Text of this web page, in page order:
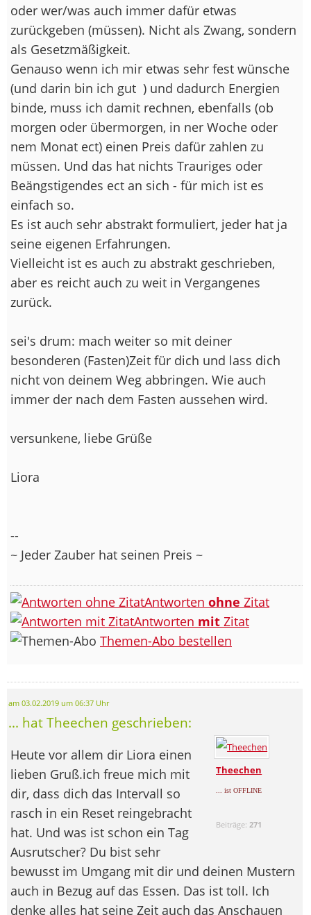
oder wer/was auch immer dafür etwas
zurückgeben (müssen). Nicht als Zwang, sondern
als Gesetzmäßigkeit.
Genauso wenn ich mir etwas sehr fest wünsche
(und darin bin ich gut ) und dadurch Energien
binde, muss ich damit rechnen, ebenfalls (ob
morgen oder übermorgen, in ner Woche oder
nem Monat ect) einen Preis dafür zahlen zu
müssen. Und das hat nichts Trauriges oder
Beängstigendes ect an sich - für mich ist es
einfach so.
Es ist auch sehr abstrakt formuliert, jeder hat ja
seine eigenen Erfahrungen.
Vielleicht ist es auch zu abstrakt geschrieben,
aber es reicht auch zu weit in Vergangenes
zurück.
sei's drum: mach weiter so mit deiner
besonderen (Fasten)Zeit für dich und lass dich
nicht von deinem Weg abbringen. Wie auch
immer der nach dem Fasten aussehen wird.
versunkene, liebe Grüße
Liora
--
~ Jeder Zauber hat seinen Preis ~
Antworten ohne Zitat
Antworten mit Zitat
Themen-Abo bestellen
am 03.02.2019 um 06:37 Uhr
... hat Theechen geschrieben:
Theechen
... ist OFFLINE
Beiträge: 271
Heute vor allem dir Liora einen
lieben Gruß.ich freue mich mit
dir, dass dich das Intervall so
rasch in ein Reset reingebracht
hat. Und was ist schon ein Tag
Ausrutscher? Du bist sehr
bewusst im Umgang mit dir und deinen Mustern
auch in Bezug auf das Essen. Das ist toll. Ich
denke alles hat seine Zeit auch das Anschauen